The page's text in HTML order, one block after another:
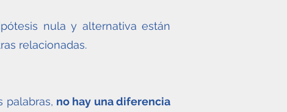
nula y alternativa están
relacionadas.
palabras, no hay una diferencia